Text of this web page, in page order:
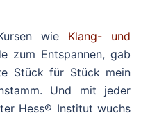
wie Klang- und
zum Entspannen, gab
Stück für Stück mein
Und mit jeder
Hess® Institut wuchs